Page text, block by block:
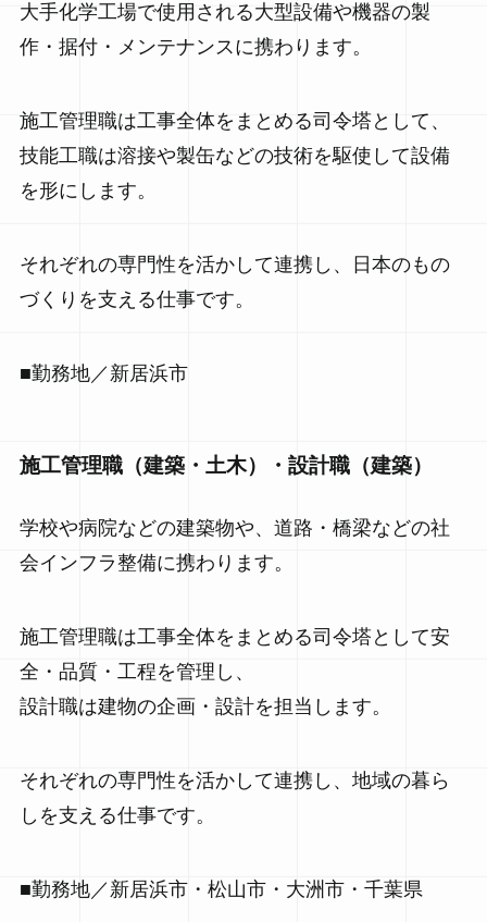
大手化学工場で使用される大型設備や機器の製
作・据付・メンテナンスに携わります。
施工管理職は工事全体をまとめる司令塔として、
技能工職は溶接や製缶などの技術を駆使して設備
を形にします。
それぞれの専門性を活かして連携し、日本のもの
づくりを支える仕事です。
■勤務地／新居浜市
施工管理職（建築・土木）・設計職（建築）
学校や病院などの建築物や、道路・橋梁などの社
会インフラ整備に携わります。
施工管理職は工事全体をまとめる司令塔として安
全・品質・工程を管理し、
設計職は建物の企画・設計を担当します。
それぞれの専門性を活かして連携し、地域の暮ら
しを支える仕事です。
■勤務地／新居浜市・松山市・大洲市・千葉県